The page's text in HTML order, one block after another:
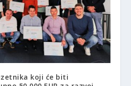
koji će biti